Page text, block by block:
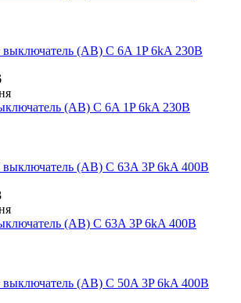
(АВ) C 6A 1P 6kA 230В
(АВ) C 63A 3P 6kA 400В